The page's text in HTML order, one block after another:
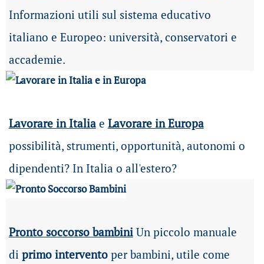
Informazioni utili sul sistema educativo
italiano e Europeo: università, conservatori e
accademie.
Lavorare in Italia e Lavorare in Europa
possibilità, strumenti, opportunità, autonomi o
dipendenti? In Italia o all'estero?
Pronto soccorso bambiniUn piccolo manuale
di primo interventoper bambini, utile come